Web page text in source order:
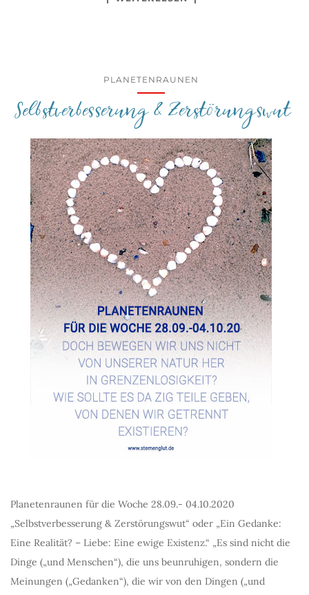
PLANETENRAUNEN
Selbstverbesserung & Zerstörungswut
Planetenraunen für die Woche 28.09.- 04.10.2020
„Selbstverbesserung & Zerstörungswut“ oder „Ein Gedanke:
Eine Realität? – Liebe: Eine ewige Existenz.“ „Es sind nicht die
Dinge („und Menschen“), die uns beunruhigen, sondern die
Meinungen („Gedanken“), die wir von den Dingen („und